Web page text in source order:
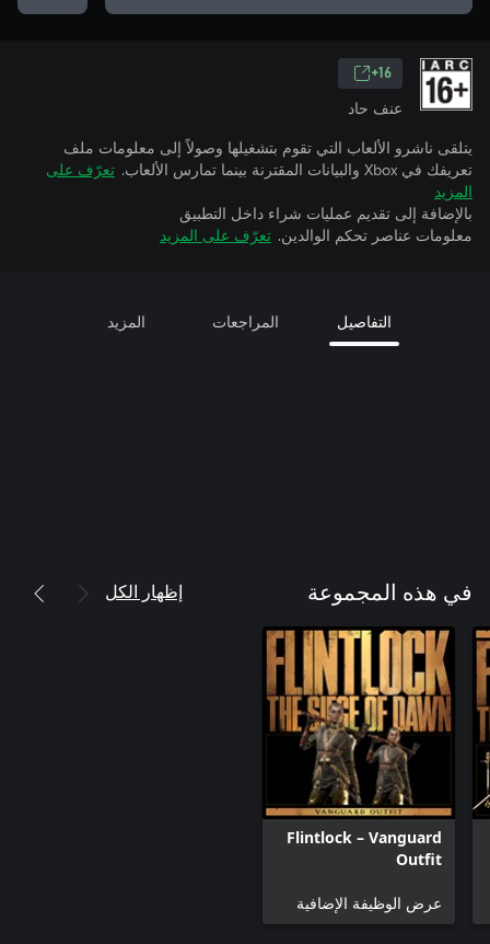
16+
عنف حاد
يتلقى ناشرو الألعاب التي تقوم بتشغيلها وصولاً إلى معلومات ملف
تعريفك في Xbox والبيانات المقترنة بينما تمارس الألعاب.
تعرّف على
المزيد
بالإضافة إلى تقديم عمليات شراء داخل التطبيق
معلومات عناصر تحكم الوالدين. تعرّف على المزيد
التفاصيل المراجعات المزيد
في هذه المجموعة إظهار الكل
Flintlock – Vanguard
Outfit
عرض الوظيفة الإضافية